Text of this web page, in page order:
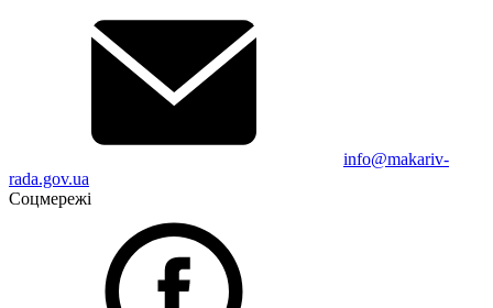
info@makariv-
rada.gov.ua
Соцмережі